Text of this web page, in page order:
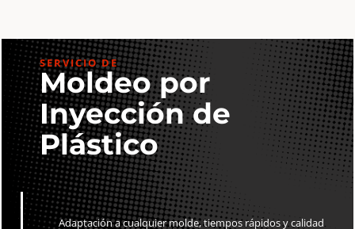
SERVICIO DE
Moldeo por
Inyección de
Plástico
Adaptación a cualquier molde, tiempos rápidos y calidad